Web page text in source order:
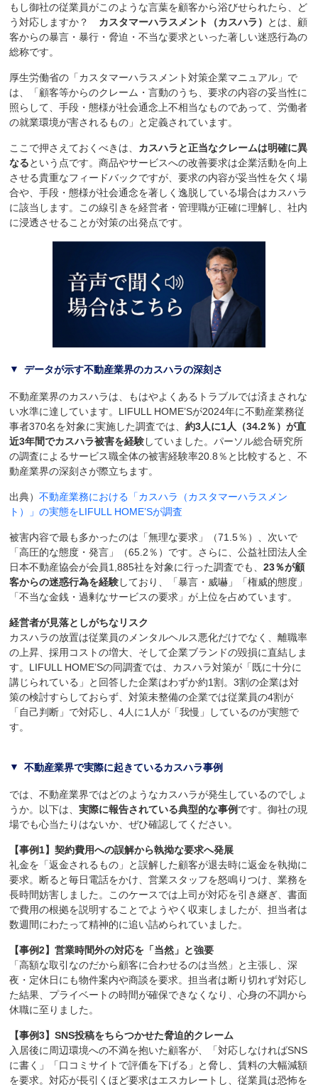
もし御社の従業員がこのような言葉を顧客から浴びせられたら、ど
う対応しますか？ カスタマーハラスメント（カスハラ） とは、顧
客からの暴言・暴行・脅迫・不当な要求といった著しい迷惑行為の
総称です。
厚生労働省の「カスタマーハラスメント対策企業マニュアル」で
は、「顧客等からのクレーム・言動のうち、要求の内容の妥当性に
照らして、手段・態様が社会通念上不相当なものであって、労働者
の就業環境が害されるもの」と定義されています。
ここで押さえておくべきは、 カスハラと正当なクレームは明確に異
なるという点です。商品やサービスへの改善要求は企業活動を向上
させる貴重なフィードバックですが、要求の内容が妥当性を欠く場
合や、手段・態様が社会通念を著しく逸脱している場合はカスハラ
に該当します。この線引きを経営者・管理職が正確に理解し、社内
に浸透させることが対策の出発点です。
データが示す不動産業界のカスハラの深刻さ
不動産業界のカスハラは、もはやよくあるトラブルでは済まされな
い水準に達しています。LIFULL HOME’Sが2024年に不動産業務従
事者370名を対象に実施した調査では、約3人に1人（34.2％）が直
近3年間でカスハラ被害を経験していました。パーソル総合研究所
の調査によるサービス職全体の被害経験率20.8％と比較すると、不
動産業界の深刻さが際立ちます。
出典）不動産業務における「カスハラ（カスタマーハラスメン
ト）」の実態をLIFULL HOME’Sが調査
被害内容で最も多かったのは「無理な要求」（71.5％）、次いで
「高圧的な態度・発言」（65.2％）です。さらに、公益社団法人全
日本不動産協会が会員1,885社を対象に行った調査でも、23％が顧
客からの迷惑行為を経験しており、「暴言・威嚇」「権威的態度」
「不当な金銭・過剰なサービスの要求」が上位を占めています。
経営者が見落としがちなリスク
カスハラの放置は従業員のメンタルヘルス悪化だけでなく、離職率
の上昇、採用コストの増大、そして企業ブランドの毀損に直結しま
す。LIFULL HOME’Sの同調査では、カスハラ対策が「既に十分に
講じられている」と回答した企業はわずか約1割。3割の企業は対
策の検討すらしておらず、対策未整備の企業では従業員の4割が
「自己判断」で対応し、4人に1人が「我慢」しているのが実態で
す。
不動産業界で実際に起きているカスハラ事例
では、不動産業界ではどのようなカスハラが発生しているのでしょ
うか。以下は、実際に報告されている典型的な事例です。御社の現
場でも心当たりはないか、ぜひ確認してください。
【事例1】契約費用への誤解から執拗な要求へ発展
礼金を「返金されるもの」と誤解した顧客が退去時に返金を執拗に
要求。断ると毎日電話をかけ、営業スタッフを怒鳴りつけ、業務を
長時間妨害しました。このケースでは上司が対応を引き継ぎ、書面
で費用の根拠を説明することでようやく収束しましたが、担当者は
数週間にわたって精神的に追い詰められていました。
【事例2】営業時間外の対応を「当然」と強要
「高額な取引なのだから顧客に合わせるのは当然」と主張し、深
夜・定休日にも物件案内や商談を要求。担当者は断り切れず対応し
た結果、プライベートの時間が確保できなくなり、心身の不調から
休職に至りました。
【事例3】SNS投稿をちらつかせた脅迫的クレーム
入居後に周辺環境への不満を抱いた顧客が、「対応しなければSNS
に書く」「口コミサイトで評価を下げる」と脅し、賃料の大幅減額
を要求。対応が長引くほど要求はエスカレートし、従業員は恐怖を